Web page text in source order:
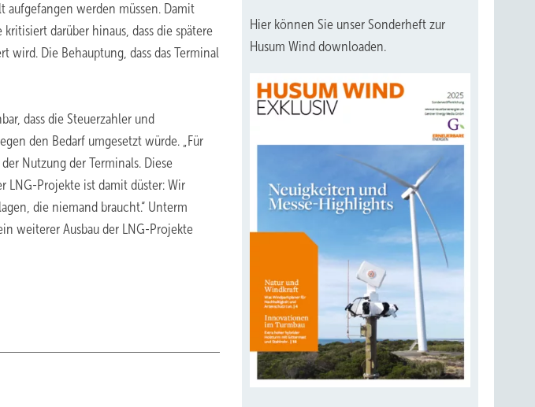
aufgefangen werden müssen. Damit
darüber hinaus, dass die spätere
Die Behauptung, dass das Terminal
dass die Steuerzahler und
den Bedarf umgesetzt würde. „Für
Nutzung der Terminals. Diese
LNG-Projekte ist damit düster: Wir
die niemand braucht.“ Unterm
weiterer Ausbau der LNG-Projekte
Hier können Sie unser Sonderheft zur
Husum Wind downloaden.